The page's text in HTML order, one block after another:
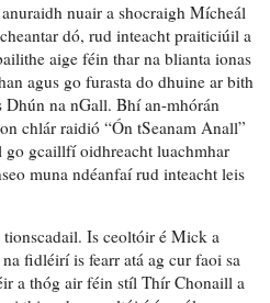
anuraidh nuair a shocraigh Mícheál
dó, rud inteacht praiticiúil a
aige féin thar na blianta ionas
agus go furasta do dhuine ar bith
Dhún na nGall. Bhían-mhórán
chlár raidió “Ón tSeanam Anall”
go gcaillfíoidhreacht luachmhar
muna ndéanfaí rud inteacht leis
tionscadail. Is ceoltóir é Mick a
fidléirí is fearr atáag cur faoi sa
a thóg air féin stíl Thír Chonaill a